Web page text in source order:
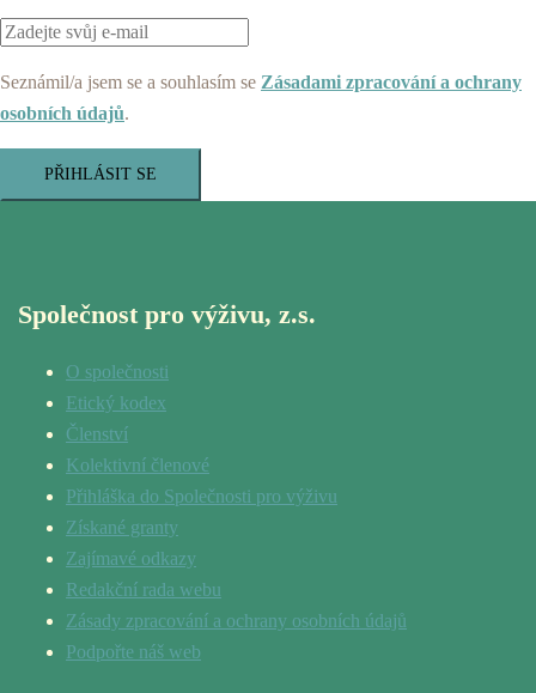
Seznámil/a jsem se a souhlasím se Zásadami zpracování a ochrany
osobních údajů.
PŘIHLÁSIT SE
Společnost pro výživu, z.s.
O společnosti
Etický kodex
Členství
Kolektivní členové
Přihláška do Společnosti pro výživu
Získané granty
Zajímavé odkazy
Redakční rada webu
Zásady zpracování a ochrany osobních údajů
Podpořte náš web